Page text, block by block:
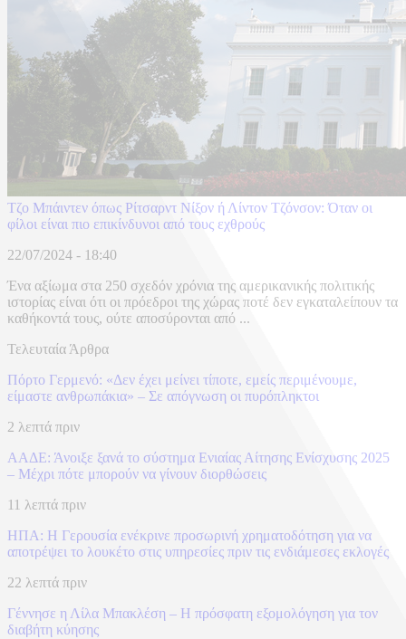
Τζο Μπάιντεν όπως Ρίτσαρντ Νίξον ή Λίντον Τζόνσον: Όταν οι
φίλοι είναι πιο επικίνδυνοι από τους εχθρούς
22/07/2024 - 18:40
Ένα αξίωμα στα 250 σχεδόν χρόνια της αμερικανικής πολιτικής
ιστορίας είναι ότι οι πρόεδροι της χώρας ποτέ δεν εγκαταλείπουν τα
καθήκοντά τους, ούτε αποσύρονται από ...
Τελευταία Άρθρα
Πόρτο Γερμενό: «Δεν έχει μείνει τίποτε, εμείς περιμένουμε,
είμαστε ανθρωπάκια» – Σε απόγνωση οι πυρόπληκτοι
2 λεπτά πριν
ΑΑΔΕ: Άνοιξε ξανά το σύστημα Ενιαίας Αίτησης Ενίσχυσης 2025
– Μέχρι πότε μπορούν να γίνουν διορθώσεις
11 λεπτά πριν
ΗΠΑ: Η Γερουσία ενέκρινε προσωρινή χρηματοδότηση για να
αποτρέψει το λουκέτο στις υπηρεσίες πριν τις ενδιάμεσες εκλογές
22 λεπτά πριν
Γέννησε η Λίλα Μπακλέση – Η πρόσφατη εξομολόγηση για τον
διαβήτη κύησης